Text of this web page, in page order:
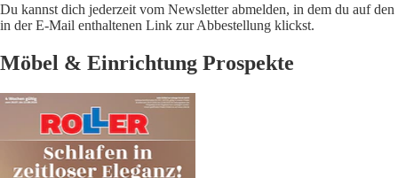
Du kannst dich jederzeit vom Newsletter abmelden, in dem du auf den
in der E-Mail enthaltenen Link zur Abbestellung klickst.
Möbel & Einrichtung Prospekte